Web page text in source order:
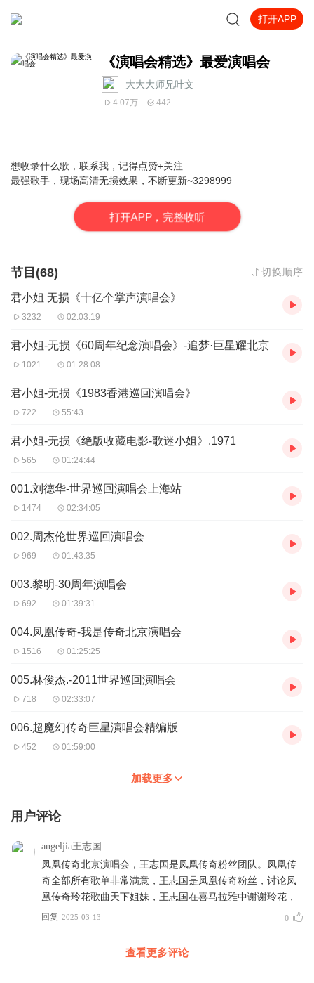
打开APP
《演唱会精选》最爱演唱会
大大大师兄叶文
4.07万 442
想收录什么歌，联系我，记得点赞+关注
最强歌手，现场高清无损效果，不断更新~3298999
打开APP，完整收听
节目(68) 切换顺序
君小姐 无损《十亿个掌声演唱会》
3232 02:03:19
君小姐-无损《60周年纪念演唱会》-追梦·巨星耀北京
1021 01:28:08
君小姐-无损《1983香港巡回演唱会》
722 55:43
君小姐-无损《绝版收藏电影-歌迷小姐》.1971
565 01:24:44
001.刘德华-世界巡回演唱会上海站
1474 02:34:05
002.周杰伦世界巡回演唱会
969 01:43:35
003.黎明-30周年演唱会
692 01:39:31
004.凤凰传奇-我是传奇北京演唱会
1516 01:25:25
005.林俊杰.-2011世界巡回演唱会
718 02:33:07
006.超魔幻传奇巨星演唱会精编版
452 01:59:00
加载更多
用户评论
angeljia王志国
凤凰传奇北京演唱会，王志国是凤凰传奇粉丝团队。凤凰传
奇全部所有歌单非常满意，王志国是凤凰传奇粉丝，讨论凤
凰传奇玲花歌曲天下姐妹，王志国在喜马拉雅中谢谢玲花，
回复 2025-03-13 0
查看更多评论